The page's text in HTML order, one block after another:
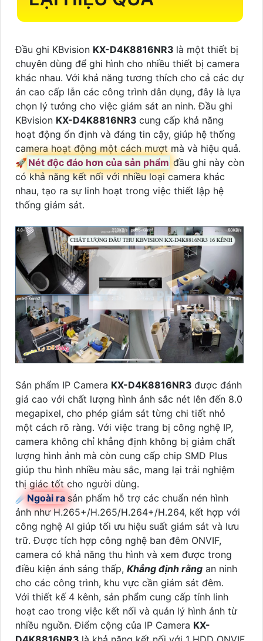
Đầu ghi KBvision KX-D4K8816NR3 là một thiết bị
chuyên dùng để ghi hình cho nhiều thiết bị camera
khác nhau. Với khả năng tương thích cho cả các dự
án cao cấp lẫn các công trình dân dụng, đây là lựa
chọn lý tưởng cho việc giám sát an ninh. Đầu ghi
KBvision KX-D4K8816NR3 cung cấp khả năng
hoạt động ổn định và đáng tin cậy, giúp hệ thống
camera hoạt động một cách mượt mà và hiệu quả.
🚀 Nét độc đáo hơn của sản phẩm đầu ghi này còn
có khả năng kết nối với nhiều loại camera khác
nhau, tạo ra sự linh hoạt trong việc thiết lập hệ
thống giám sát.
Sản phẩm IP Camera KX-D4K8816NR3 được đánh
giá cao với chất lượng hình ảnh sắc nét lên đến 8.0
megapixel, cho phép giám sát từng chi tiết nhỏ
một cách rõ ràng. Với việc trang bị công nghệ IP,
camera không chỉ khẳng định không bị giảm chất
lượng hình ảnh mà còn cung cấp chip SMD Plus
giúp thu hình nhiều màu sắc, mang lại trải nghiệm
thị giác tốt cho người dùng.
☄️ Ngoài ra sản phẩm hỗ trợ các chuẩn nén hình
ảnh như H.265+/H.265/H.264+/H.264, kết hợp với
công nghệ AI giúp tối ưu hiệu suất giám sát và lưu
trữ. Được tích hợp công nghệ ban đêm ONVIF,
camera có khả năng thu hình và xem được trong
điều kiện ánh sáng thấp, Khẳng định rằng an ninh
cho các công trình, khu vực cần giám sát đêm.
Với thiết kế 4 kênh, sản phẩm cung cấp tính linh
hoạt cao trong việc kết nối và quản lý hình ảnh từ
nhiều nguồn. Điểm cộng của IP Camera KX-